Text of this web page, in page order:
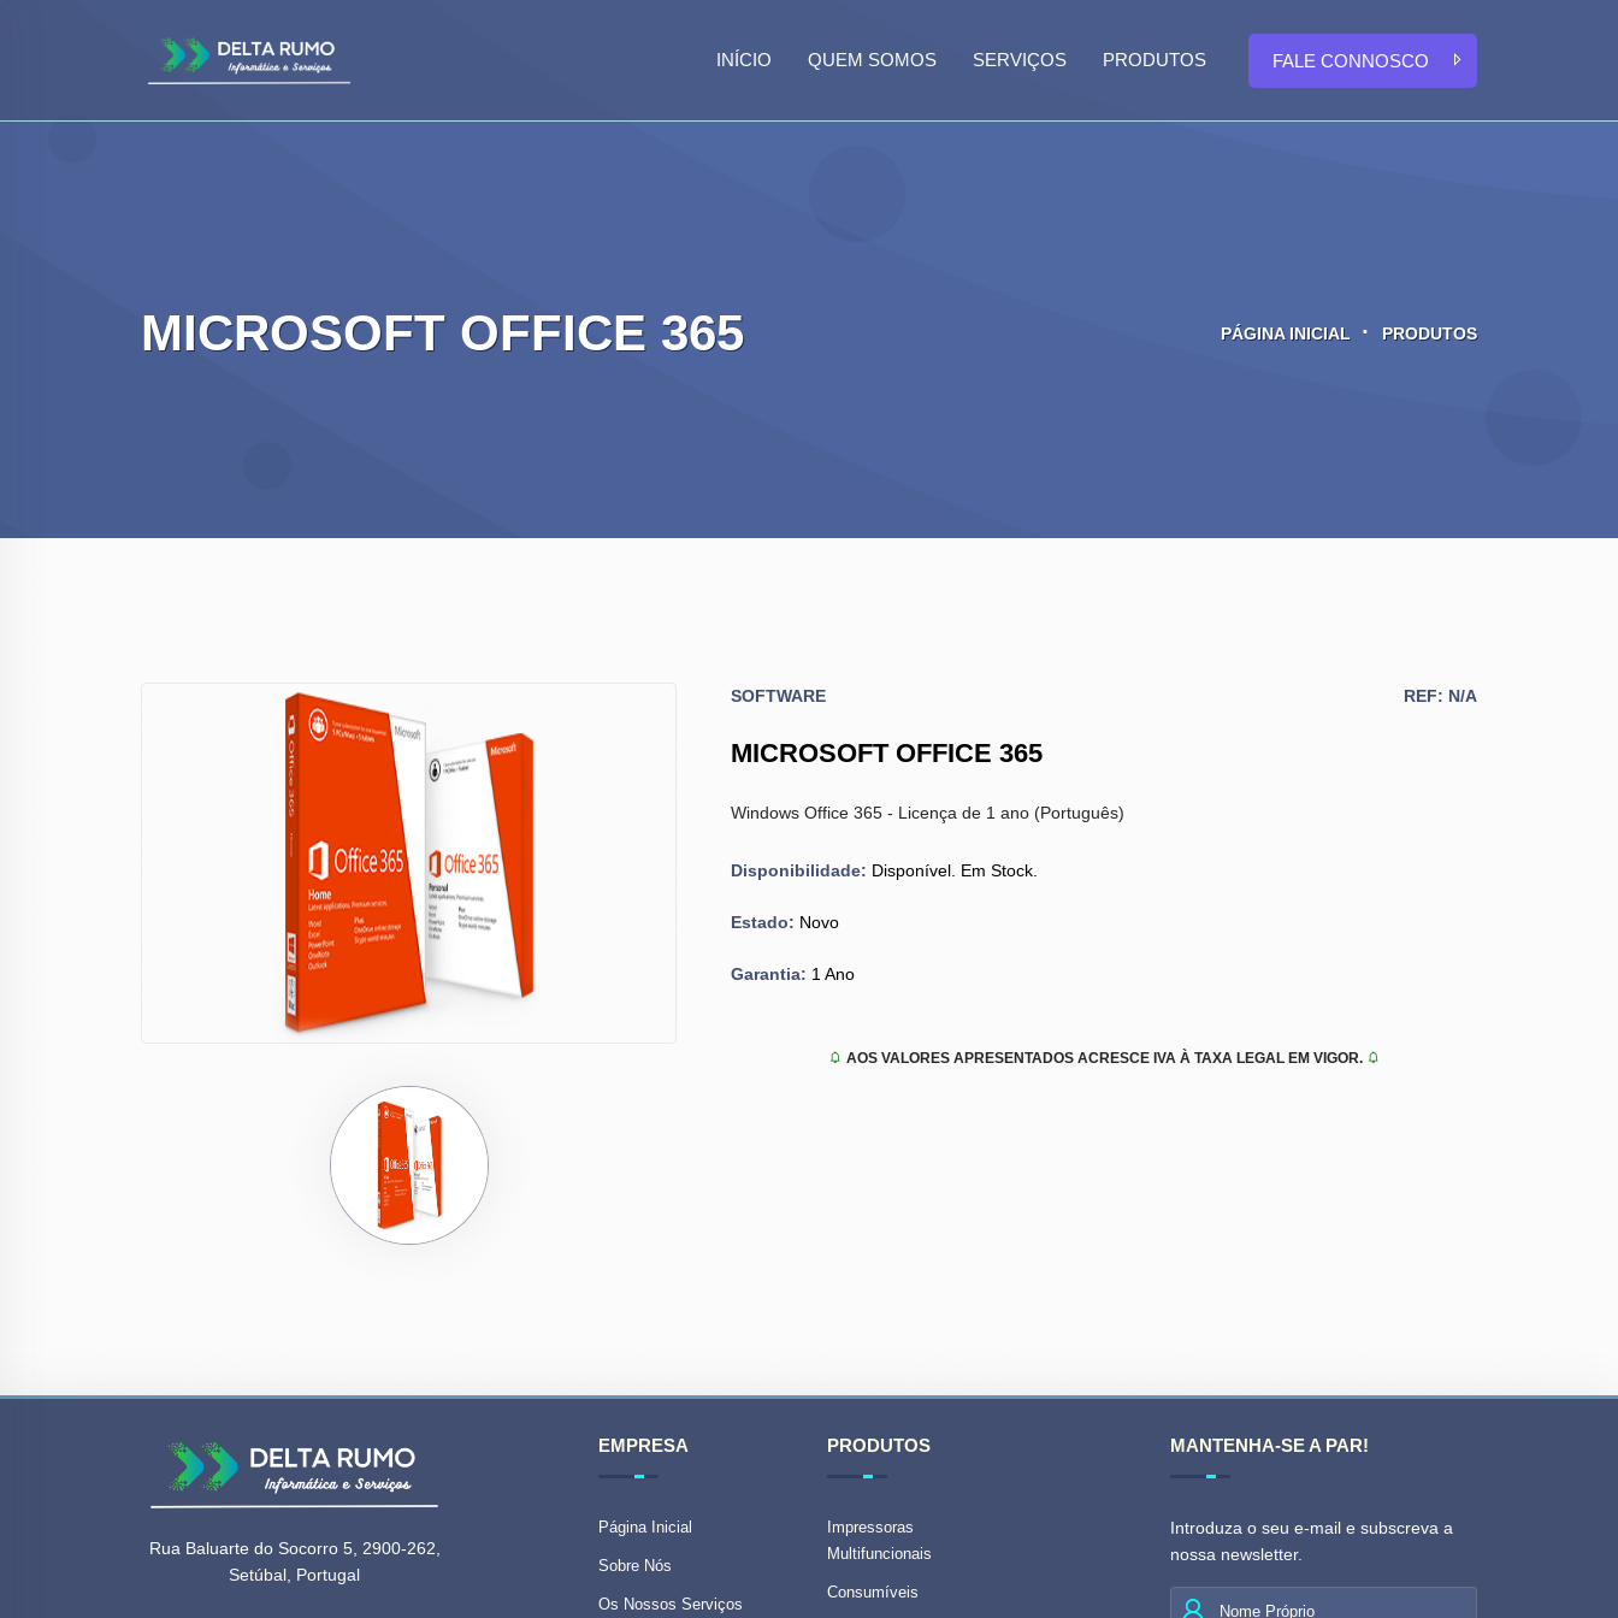
INÍCIO QUEM SOMOS SERVIÇOS PRODUTOS FALE CONNOSCO
MICROSOFT OFFICE 365 PÁGINA INICIAL PRODUTOS
SOFTWARE REF: N/A
MICROSOFT OFFICE 365
Windows Office 365 - Licença de 1 ano (Português)
Disponibilidade: Disponível. Em Stock.
Estado: Novo
Garantia: 1 Ano
AOS VALORES APRESENTADOS ACRESCE IVA À TAXA LEGAL EM VIGOR.
Rua Baluarte do Socorro 5, 2900-262,
Setúbal, Portugal
EMPRESA
Página Inicial
Sobre Nós
Os Nossos Serviços
PRODUTOS
Impressoras
Multifuncionais
Consumíveis
MANTENHA-SE A PAR!
Introduza o seu e-mail e subscreva a
nossa newsletter.